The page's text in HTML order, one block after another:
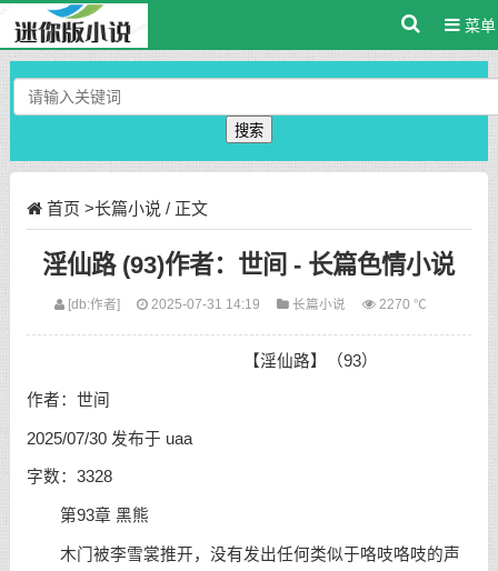
菜单
搜索
首页 >长篇小说 / 正文
淫仙路 (93)作者：世间 - 长篇色情小说
[db:作者] 2025-07-31 14:19 长篇小说 2270 ℃
【淫仙路】（93）
作者：世间
2025/07/30 发布于 uaa
字数：3328
第93章 黑熊
木门被李雪裳推开，没有发出任何类似于咯吱咯吱的声